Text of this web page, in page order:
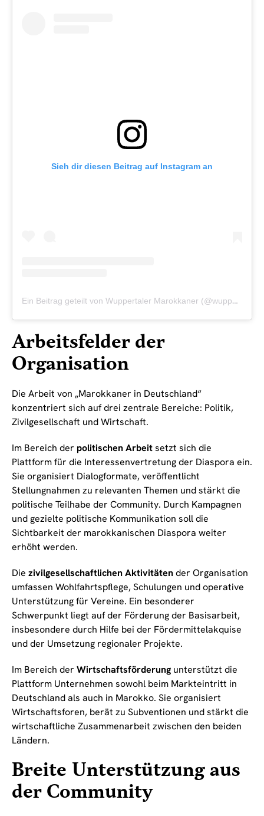
Sieh dir diesen Beitrag auf Instagram an
Ein Beitrag geteilt von Wuppertaler Marokkaner (@wuppertaler_marokkaner)
Arbeitsfelder der
Organisation
Die Arbeit von „Marokkaner in Deutschland“
konzentriert sich auf drei zentrale Bereiche: Politik,
Zivilgesellschaft und Wirtschaft.
Im Bereich der politischen Arbeitsetzt sich die
Plattform für die Interessenvertretung der Diaspora ein.
Sie organisiert Dialogformate, veröffentlicht
Stellungnahmen zu relevanten Themen und stärkt die
politische Teilhabe der Community. Durch Kampagnen
und gezielte politische Kommunikation soll die
Sichtbarkeit der marokkanischen Diaspora weiter
erhöht werden.
Die zivilgesellschaftlichen Aktivitätender Organisation
umfassen Wohlfahrtspflege, Schulungen und operative
Unterstützung für Vereine. Ein besonderer
Schwerpunkt liegt auf der Förderung der Basisarbeit,
insbesondere durch Hilfe bei der Fördermittelakquise
und der Umsetzung regionaler Projekte.
Im Bereich der Wirtschaftsförderung unterstützt die
Plattform Unternehmen sowohl beim Markteintritt in
Deutschland als auch in Marokko. Sie organisiert
Wirtschaftsforen, berät zu Subventionen und stärkt die
wirtschaftliche Zusammenarbeit zwischen den beiden
Ländern.
Breite Unterstützung aus
der Community